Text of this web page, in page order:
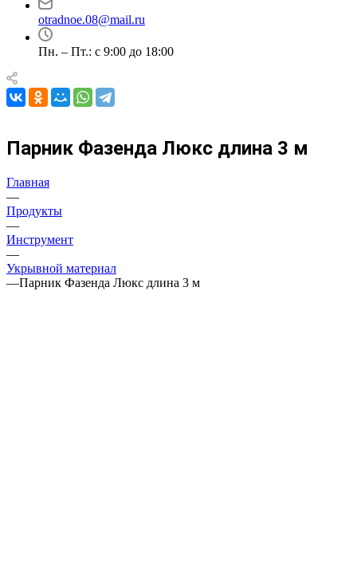
otradnoe.08@mail.ru
Пн. – Пт.: с 9:00 до 18:00
Парник Фазенда Люкс длина 3 м
Главная
—
Продукты
—
Инструмент
—
Укрывной материал
—Парник Фазенда Люкс длина 3 м